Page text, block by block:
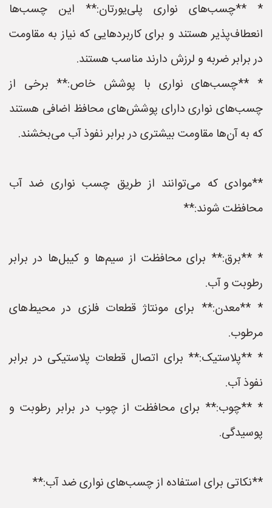
* **چسب‌های نواری پلی‌یورتان:** این چسب‌ها
انعطاف‌پذیر هستند و برای کاربردهایی که نیاز به مقاومت
در برابر ضربه و لرزش دارند مناسب هستند.
* **چسب‌های نواری با پوشش خاص:** برخی از
چسب‌های نواری دارای پوشش‌های محافظ اضافی هستند
که به آن‌ها مقاومت بیشتری در برابر نفوذ آب می‌بخشند.
**موادی که می‌توانند از طریق چسب نواری ضد آب
محافظت شوند:**
* **برق:** برای محافظت از سیم‌ها و کیبل‌ها در برابر
رطوبت و آب.
* **معدن:** برای مونتاژ قطعات فلزی در محیط‌های
مرطوب.
* **پلاستیک:** برای اتصال قطعات پلاستیکی در برابر
نفوذ آب.
* **چوب:** برای محافظت از چوب در برابر رطوبت و
پوسیدگی.
**نکاتی برای استفاده از چسب‌های نواری ضد آب:**